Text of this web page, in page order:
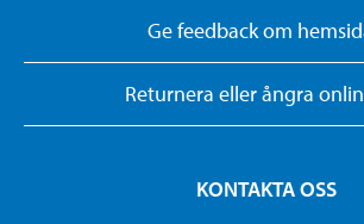
Ge feedback om
Returnera eller ångra
KONTAKTA OSS